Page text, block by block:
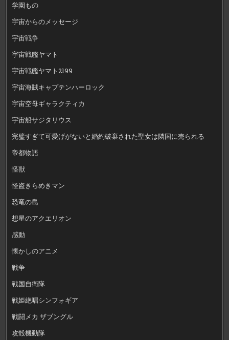
学園もの
宇宙からのメッセージ
宇宙戦争
宇宙戦艦ヤマト
宇宙戦艦ヤマト2199
宇宙海賊キャプテンハーロック
宇宙空母ギャラクティカ
宇宙船サジタリウス
完璧すぎて可愛げがないと婚約破棄された聖女は隣国に売られる
帝都物語
怪獣
怪盗きらめきマン
恐竜の島
想星のアクエリオン
感動
懐かしのアニメ
戦争
戦国自衛隊
戦姫絶唱シンフォギア
戦闘メカ ザブングル
攻殻機動隊